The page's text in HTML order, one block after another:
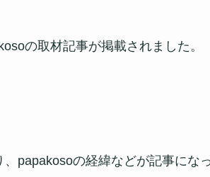
の取材記事が掲載されました。
papakosoの経緯などが記事にな